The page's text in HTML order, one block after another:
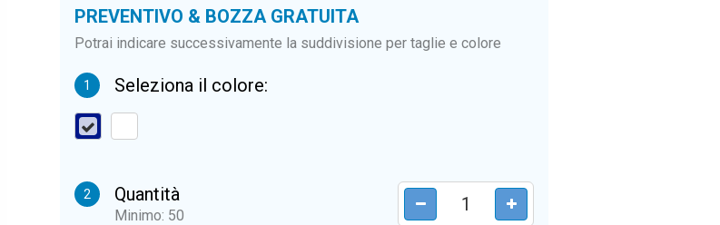
PREVENTIVO & BOZZA GRATUITA
Potrai indicare successivamente la suddivisione per taglie e colore
1 Seleziona il colore:
2 Quantità
Minimo: 50